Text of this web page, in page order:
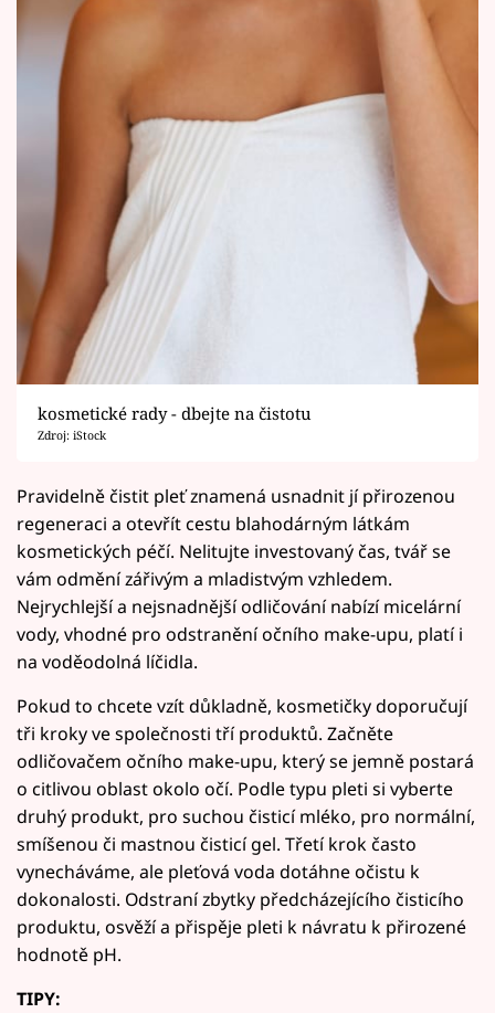
kosmetické rady - dbejte na čistotu
Zdroj: iStock
Pravidelně čistit pleť znamená usnadnit jí přirozenou
regeneraci a otevřít cestu blahodárným látkám
kosmetických péčí. Nelitujte investovaný čas, tvář se
vám odmění zářivým a mladistvým vzhledem.
Nejrychlejší a nejsnadnější odličování nabízí micelární
vody, vhodné pro odstranění očního make-upu, platí i
na voděodolná líčidla.
Pokud to chcete vzít důkladně, kosmetičky doporučují
tři kroky ve společnosti tří produktů. Začněte
odličovačem očního make-upu, který se jemně postará
o citlivou oblast okolo očí. Podle typu pleti si vyberte
druhý produkt, pro suchou čisticí mléko, pro normální,
smíšenou či mastnou čisticí gel. Třetí krok často
vynecháváme, ale pleťová voda dotáhne očistu k
dokonalosti. Odstraní zbytky předcházejícího čisticího
produktu, osvěží a přispěje pleti k návratu k přirozené
hodnotě pH.
TIPY: